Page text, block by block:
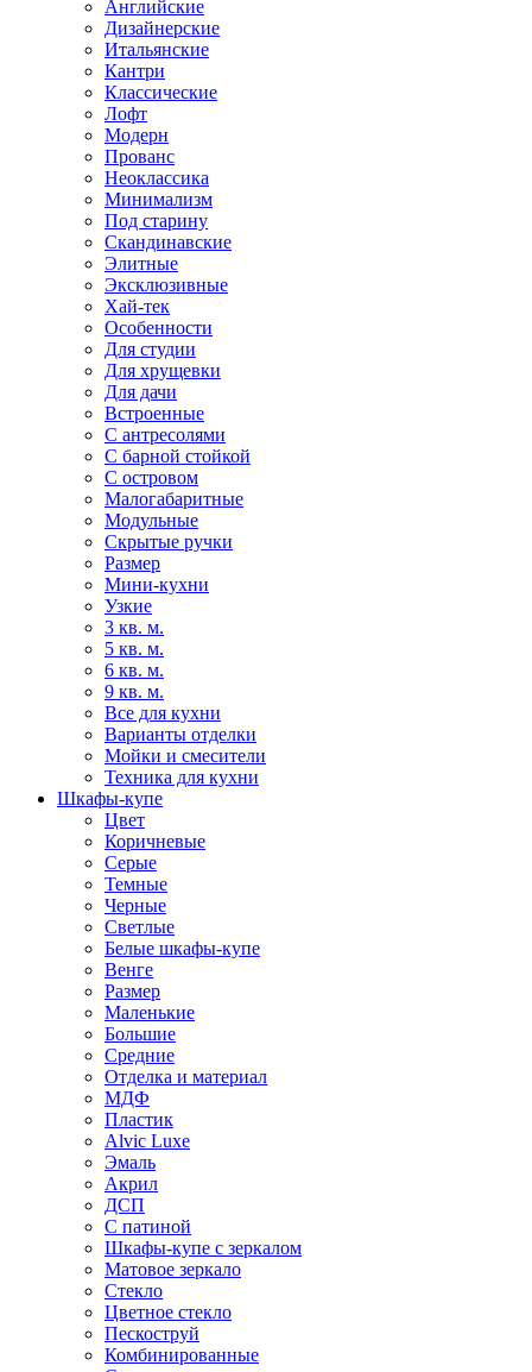
Английские
Дизайнерские
Итальянские
Кантри
Классические
Лофт
Модерн
Прованс
Неоклассика
Минимализм
Под старину
Скандинавские
Элитные
Эксклюзивные
Хай-тек
Особенности
Для студии
Для хрущевки
Для дачи
Встроенные
С антресолями
С барной стойкой
С островом
Малогабаритные
Модульные
Скрытые ручки
Размер
Мини-кухни
Узкие
3 кв. м.
5 кв. м.
6 кв. м.
9 кв. м.
Все для кухни
Варианты отделки
Мойки и смесители
Техника для кухни
Шкафы-купе
Цвет
Коричневые
Серые
Темные
Черные
Светлые
Белые шкафы-купе
Венге
Размер
Маленькие
Большие
Средние
Отделка и материал
МДФ
Пластик
Alvic Luxe
Эмаль
Акрил
ДСП
С патиной
Шкафы-купе с зеркалом
Матовое зеркало
Стекло
Цветное стекло
Пескоструй
Комбинированные